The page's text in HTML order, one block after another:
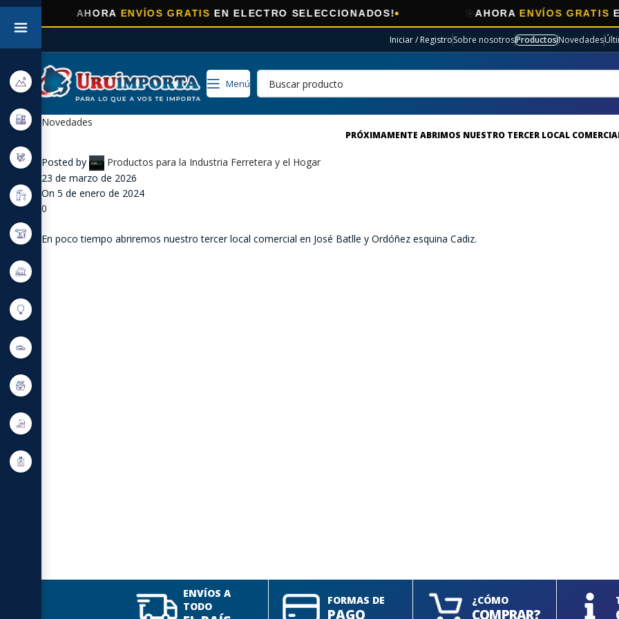
AHORAENVÍOS GRATISEN ELECTRO SELECCIONADOS! AHORAENVÍOS GRATISEN
Iniciar / RegistroSobre nosotrosProductosNovedades
Menú
Novedades
PRÓXIMAMENTE ABRIMOS NUESTRO TERCER LOCAL
Posted by
Productos para la Industria Ferretera y el Hogar
23 de marzo de 2026
On 5 de enero de 2024
0
En poco tiempo abriremos nuestro tercer local comercial en José Batlle y Ordóñez esquina Cadiz.
ENVÍOS A
TODO
FORMAS DE
PAGO
¿CÓMO
COMPRAR?